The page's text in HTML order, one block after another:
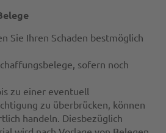
Sie Ihren Schaden bestmöglich
sofern noch
zu einer eventuell
zu überbrücken, können
handeln. Diesbezüglich